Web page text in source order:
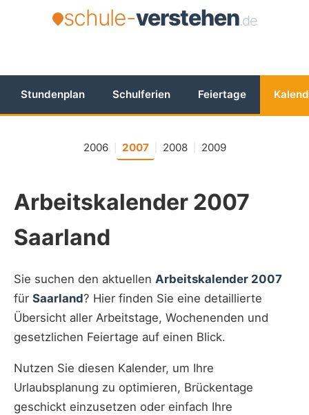
schule-verstehen.de
Stundenplan Schulferien Feiertage
2006 2007 2008 2009
Arbeitskalender 2007
Saarland
Sie suchen den aktuellen Arbeitskalender 2007
für Saarland? Hier finden Sie eine detaillierte
Übersicht aller Arbeitstage, Wochenenden und
gesetzlichen Feiertage auf einen Blick.
Nutzen Sie diesen Kalender, um Ihre
Urlaubsplanung zu optimieren, Brückentage
geschickt einzusetzen oder einfach Ihre